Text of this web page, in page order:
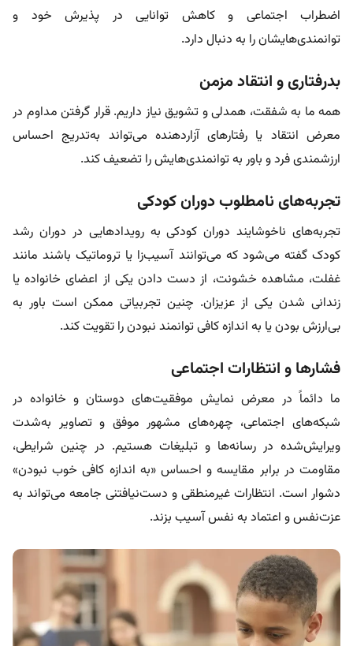
اضطراب اجتماعی و کاهش توانایی در پذیرش خود و
توانمندی‌هایشان را به دنبال دارد.
بدرفتاری و انتقاد مزمن
همه ما به شفقت، همدلی و تشویق نیاز داریم. قرار گرفتن مداوم در
معرض انتقاد یا رفتارهای آزاردهنده می‌تواند به‌تدریج احساس
ارزشمندی فرد و باور به توانمندی‌هایش را تضعیف کند.
تجربه‌های نامطلوب دوران کودکی
تجربه‌های ناخوشایند دوران کودکی به رویدادهایی در دوران رشد
کودک گفته می‌شود که می‌توانند آسیب‌زا یا تروماتیک باشند مانند
غفلت، مشاهده خشونت، از دست دادن یکی از اعضای خانواده یا
زندانی شدن یکی از عزیزان. چنین تجربیاتی ممکن است باور به
بی‌ارزش بودن یا به اندازه کافی توانمند نبودن را تقویت کند.
فشارها و انتظارات اجتماعی
ما دائماً در معرض نمایش موفقیت‌های دوستان و خانواده در
شبکه‌های اجتماعی، چهره‌های مشهور موفق و تصاویر به‌شدت
ویرایش‌شده در رسانه‌ها و تبلیغات هستیم. در چنین شرایطی،
مقاومت در برابر مقایسه و احساس «به اندازه کافی خوب نبودن»
دشوار است. انتظارات غیرمنطقی و دست‌نیافتنی جامعه می‌تواند به
عزت‌نفس و اعتماد به نفس آسیب بزند.